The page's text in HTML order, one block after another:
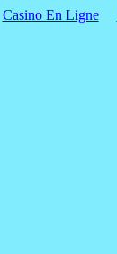
Casino En Ligne